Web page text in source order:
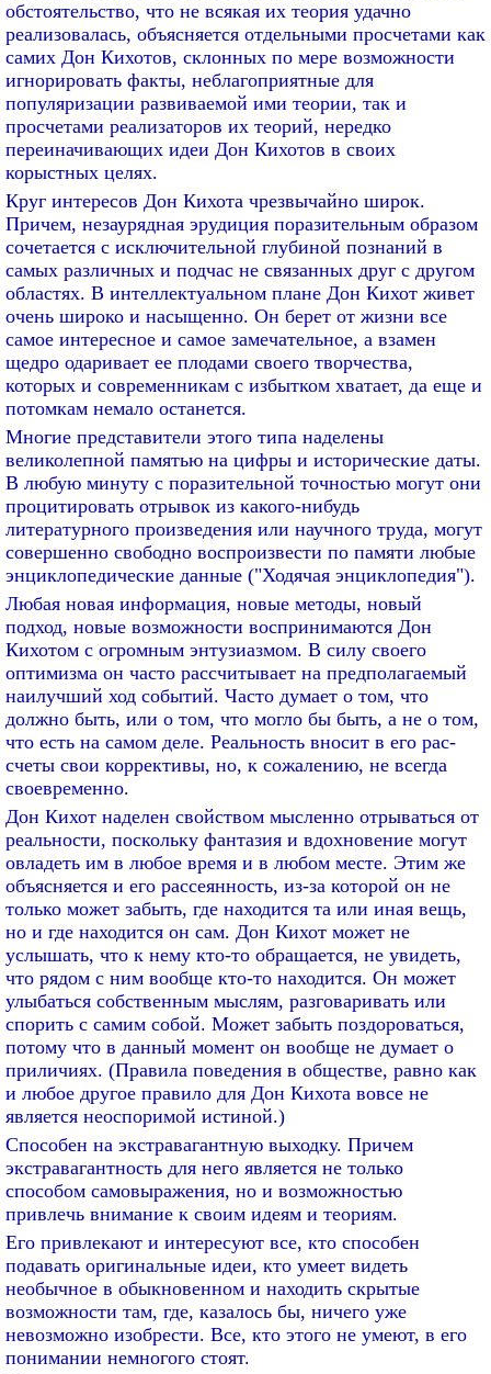
обстоятельство, что не всякая их теория удачно
реализовалась, объясняется отдельными просчетами как
самих Дон Кихотов, склонных по мере возможности
игнорировать факты, неблагоприятные для
популяризации развиваемой ими теории, так и
просчетами реализаторов их теорий, нередко
переиначивающих идеи Дон Кихотов в своих
корыстных целях.
Круг интересов Дон Кихота чрезвычайно широк.
Причем, незаурядная эрудиция поразительным образом
сочетается с исключительной глубиной познаний в
самых различных и подчас не связанных друг с другом
областях. В интеллектуальном плане Дон Кихот живет
очень широко и насыщенно. Он берет от жизни все
самое интересное и самое замечательное, а взамен
щедро одаривает ее плодами своего творчества,
которых и современникам с избытком хватает, да еще и
потомкам немало останется.
Многие представители этого типа наделены
великолепной памятью на цифры и исторические даты.
В любую минуту с поразительной точностью могут они
процитировать отрывок из какого-нибудь
литературного произведения или научного труда, могут
совершенно свободно воспроизвести по памяти любые
энциклопедические данные ("Ходячая энциклопедия").
Любая новая информация, новые методы, новый
подход, новые возможности воспринимаются Дон
Кихотом с огромным энтузиазмом. В силу своего
оптимизма он часто рассчитывает на предполагаемый
наилучший ход событий. Часто думает о том, что
должно быть, или о том, что могло бы быть, а не о том,
что есть на самом деле. Реальность вносит в его рас-
счеты свои коррективы, но, к сожалению, не всегда
своевременно.
Дон Кихот наделен свойством мысленно отрываться от
реальности, поскольку фантазия и вдохновение могут
овладеть им в любое время и в любом месте. Этим же
объясняется и его рассеянность, из-за которой он не
только может забыть, где находится та или иная вещь,
но и где находится он сам. Дон Кихот может не
услышать, что к нему кто-то обращается, не увидеть,
что рядом с ним вообще кто-то находится. Он может
улыбаться собственным мыслям, разговаривать или
спорить с самим собой. Может забыть поздороваться,
потому что в данный момент он вообще не думает о
приличиях. (Правила поведения в обществе, равно как
и любое другое правило для Дон Кихота вовсе не
является неоспоримой истиной.)
Способен на экстравагантную выходку. Причем
экстравагантность для него является не только
способом самовыражения, но и возможностью
привлечь внимание к своим идеям и теориям.
Его привлекают и интересуют все, кто способен
подавать оригинальные идеи, кто умеет видеть
необычное в обыкновенном и находить скрытые
возможности там, где, казалось бы, ничего уже
невозможно изобрести. Все, кто этого не умеют, в его
понимании немногого стоят.